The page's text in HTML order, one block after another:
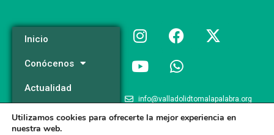
Inicio
Conócenos
Actualidad
Programa
info@valladolidtomalapalabra.org
+34 983 426 124
Utilizamos cookies para ofrecerte la mejor experiencia en
nuestra web.